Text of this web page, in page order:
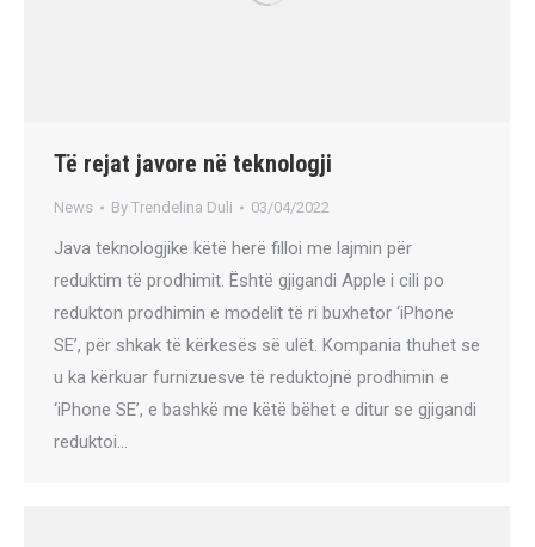
Të rejat javore në teknologji
News By Trendelina Duli 03/04/2022
Java teknologjike këtë herë filloi me lajmin për
reduktim të prodhimit. Është gjigandi Apple i cili po
redukton prodhimin e modelit të ri buxhetor ‘iPhone
SE’, për shkak të kërkesës së ulët. Kompania thuhet se
u ka kërkuar furnizuesve të reduktojnë prodhimin e
‘iPhone SE’, e bashkë me këtë bëhet e ditur se gjigandi
reduktoi…